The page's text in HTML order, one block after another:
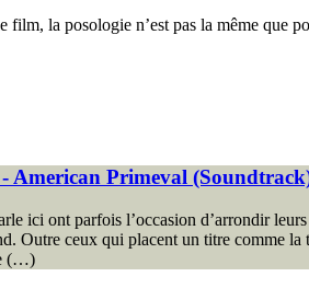
film, la posologie n’est pas la même que
American Primeval
ici ont parfois l’occasion d’arrondir
Outre ceux qui placent un titre comme
(…)